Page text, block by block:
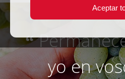
Aceptar
“
yo en